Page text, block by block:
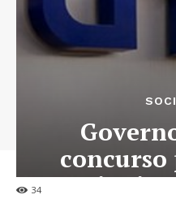
34
concurso